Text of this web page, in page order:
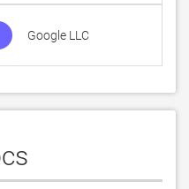
Google LLC